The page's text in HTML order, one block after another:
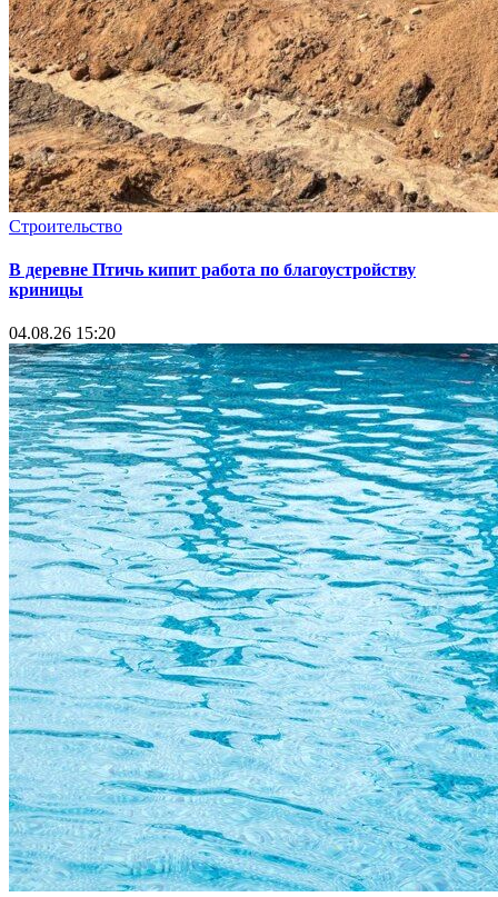
Строительство
В деревне Птичь кипит работа по благоустройству
криницы
04.08.26 15:20